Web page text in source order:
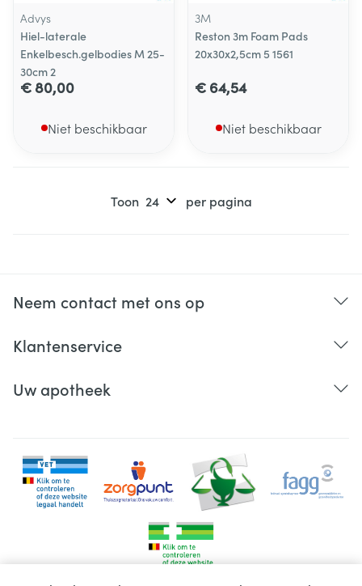
Advys
Hiel-laterale
Enkelbesch.gelbodies M 25-
30cm 2
€ 80,00
Niet beschikbaar
3M
Reston 3m Foam Pads
20x30x2,5cm 5 1561
€ 64,54
Niet beschikbaar
Toon per pagina
Neem contact met ons op
Klantenservice
Uw apotheek